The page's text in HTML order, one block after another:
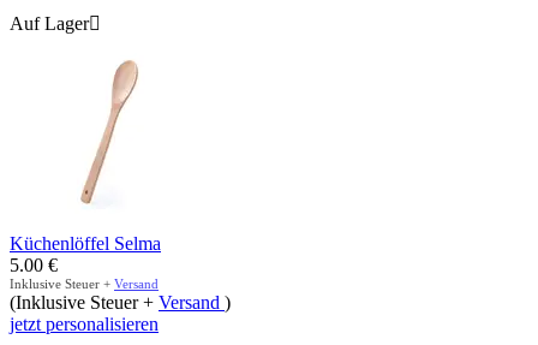
Auf Lager
Küchenlöffel Selma
5.00 €
Inklusive Steuer + Versand
(Inklusive Steuer + Versand )
jetzt personalisieren